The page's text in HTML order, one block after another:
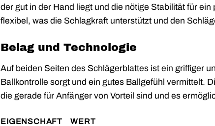
der gut in der Hand liegt und die nötige Stabilität für
flexibel, was die Schlagkraft unterstützt und den
Belag und Technologie
Auf beiden Seiten des Schlägerblattes ist ein griffiger
Ballkontrolle sorgt und ein gutes Ballgefühl vermittelt.
die gerade für Anfänger von Vorteil sind und es
EIGENSCHAFT
WERT